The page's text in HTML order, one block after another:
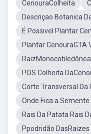
CenouraColheita
Descriçao Botanica
É Possivel Plantar
Plantar CenouraGTA
POS Colheita
Corte Transversal Da
Onde Fica a Semente
Rais Da Patata Rais
Ppodridão